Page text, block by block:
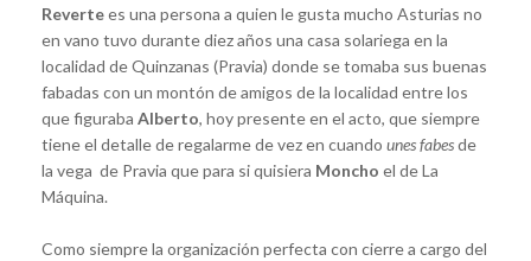
Revertees una persona a quien le gusta mucho Asturias no
en vano tuvo durante diez años una casa solariega en la
localidad de Quinzanas (Pravia) donde se tomaba sus buenas
fabadas con un montón de amigos de la localidad entre los
que figuraba Alberto, hoy presente en el acto, que siempre
tiene el detalle de regalarme de vez en cuando unes fabesde
la vega de Pravia que para si quisiera Moncho el de La
Máquina.
Como siempre la organización perfecta con cierre a cargo del